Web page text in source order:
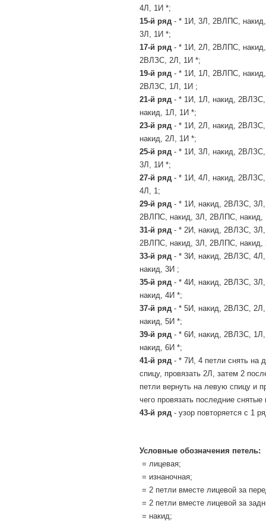
4Л, 1И *;
15-й ряд - * 1И, 3Л, 2ВЛПС,
3Л, 1И *;
17-й ряд - * 1И, 2Л, 2ВЛПС,
2ВЛЗС, 2Л, 1И *;
19-й ряд - * 1И, 1Л, 2ВЛПС,
2ВЛЗС, 1Л, 1И ;
21-й ряд - * 1И, 1Л, накид,
накид, 1Л, 1И *;
23-й ряд - * 1И, 2Л, накид,
накид, 2Л, 1И *;
25-й ряд - * 1И, 3Л, накид,
3Л, 1И *;
27-й ряд - * 1И, 4Л, накид,
4Л, 1;
29-й ряд - * 1И, накид, 2ВЛЗС,
2ВЛПС, накид, 3Л, 2ВЛПС, накид,
31-й ряд - * 2И, накид, 2ВЛЗС,
2ВЛПС, накид, 3Л, 2ВЛПС, накид,
33-й ряд - * 3И, накид, 2ВЛЗС,
накид, 3И ;
35-й ряд - * 4И, накид, 2ВЛЗС,
накид, 4И *;
37-й ряд - * 5И, накид, 2ВЛЗС,
накид, 5И *;
39-й ряд - * 6И, накид, 2ВЛЗС,
накид, 6И *;
41-й ряд - * 7И, 4 петли снять на
спицу, провязать 2Л, затем 2
петли вернуть на левую спицу и
чего провязать последние
43-й ряд - узор повторяется с 1
Условные обозначения петель:
= лицевая;
= изнаночная;
= 2 петли вместе лицевой за
= 2 петли вместе лицевой за
= накид;